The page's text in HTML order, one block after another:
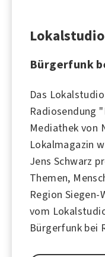
Bürgerfunk
Das
Radiosendung
Mediathek von
Lokalmagazin
Jens Schwarz
Themen,
Region
vom
Bürgerfunk bei